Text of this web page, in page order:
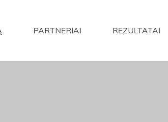
PARTNERIAI REZULTATAI